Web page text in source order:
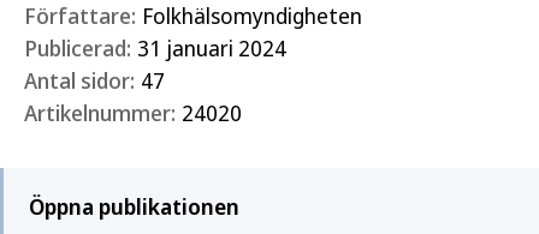
Författare: Folkhälsomyndigheten
Publicerad: 31 januari 2024
Antal sidor: 47
Artikelnummer: 24020
Öppna publikationen